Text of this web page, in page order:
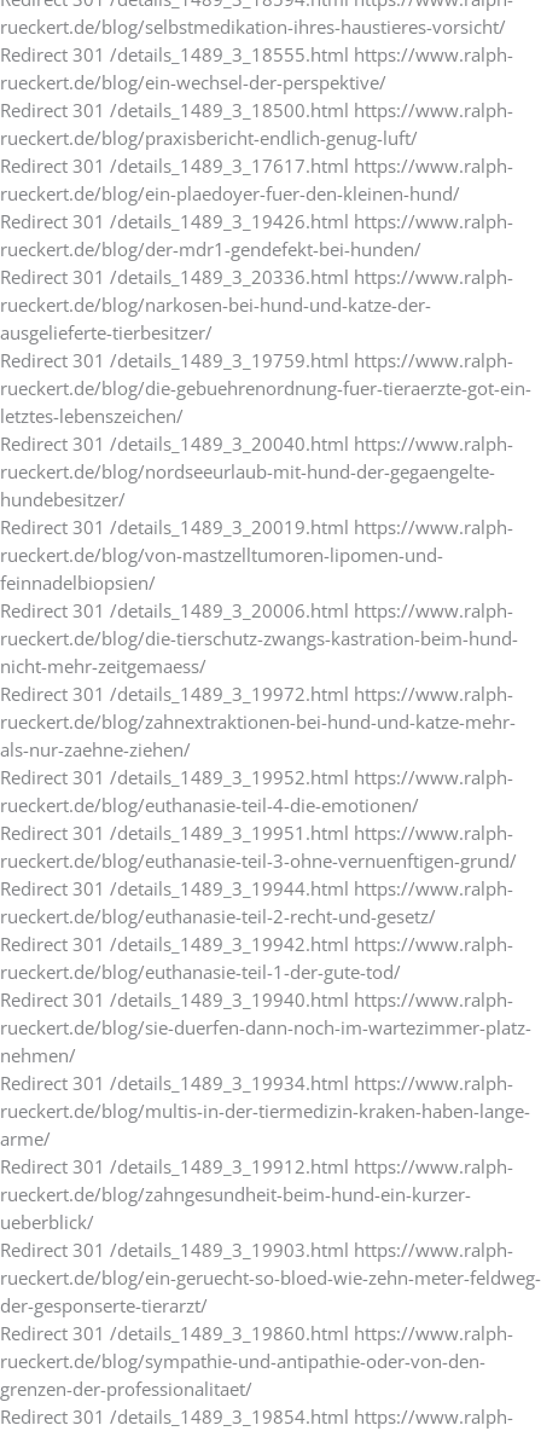
rueckert.de/blog/selbstmedikation-ihres-haustieres-vorsicht/
Redirect 301 /details_1489_3_18555.html https://www.ralph-
rueckert.de/blog/ein-wechsel-der-perspektive/
Redirect 301 /details_1489_3_18500.html https://www.ralph-
rueckert.de/blog/praxisbericht-endlich-genug-luft/
Redirect 301 /details_1489_3_17617.html https://www.ralph-
rueckert.de/blog/ein-plaedoyer-fuer-den-kleinen-hund/
Redirect 301 /details_1489_3_19426.html https://www.ralph-
rueckert.de/blog/der-mdr1-gendefekt-bei-hunden/
Redirect 301 /details_1489_3_20336.html https://www.ralph-
rueckert.de/blog/narkosen-bei-hund-und-katze-der-
ausgelieferte-tierbesitzer/
Redirect 301 /details_1489_3_19759.html https://www.ralph-
rueckert.de/blog/die-gebuehrenordnung-fuer-tieraerzte-got-ein-
letztes-lebenszeichen/
Redirect 301 /details_1489_3_20040.html https://www.ralph-
rueckert.de/blog/nordseeurlaub-mit-hund-der-gegaengelte-
hundebesitzer/
Redirect 301 /details_1489_3_20019.html https://www.ralph-
rueckert.de/blog/von-mastzelltumoren-lipomen-und-
feinnadelbiopsien/
Redirect 301 /details_1489_3_20006.html https://www.ralph-
rueckert.de/blog/die-tierschutz-zwangs-kastration-beim-hund-
nicht-mehr-zeitgemaess/
Redirect 301 /details_1489_3_19972.html https://www.ralph-
rueckert.de/blog/zahnextraktionen-bei-hund-und-katze-mehr-
als-nur-zaehne-ziehen/
Redirect 301 /details_1489_3_19952.html https://www.ralph-
rueckert.de/blog/euthanasie-teil-4-die-emotionen/
Redirect 301 /details_1489_3_19951.html https://www.ralph-
rueckert.de/blog/euthanasie-teil-3-ohne-vernuenftigen-grund/
Redirect 301 /details_1489_3_19944.html https://www.ralph-
rueckert.de/blog/euthanasie-teil-2-recht-und-gesetz/
Redirect 301 /details_1489_3_19942.html https://www.ralph-
rueckert.de/blog/euthanasie-teil-1-der-gute-tod/
Redirect 301 /details_1489_3_19940.html https://www.ralph-
rueckert.de/blog/sie-duerfen-dann-noch-im-wartezimmer-platz-
nehmen/
Redirect 301 /details_1489_3_19934.html https://www.ralph-
rueckert.de/blog/multis-in-der-tiermedizin-kraken-haben-lange-
arme/
Redirect 301 /details_1489_3_19912.html https://www.ralph-
rueckert.de/blog/zahngesundheit-beim-hund-ein-kurzer-
ueberblick/
Redirect 301 /details_1489_3_19903.html https://www.ralph-
rueckert.de/blog/ein-geruecht-so-bloed-wie-zehn-meter-feldweg-
der-gesponserte-tierarzt/
Redirect 301 /details_1489_3_19860.html https://www.ralph-
rueckert.de/blog/sympathie-und-antipathie-oder-von-den-
grenzen-der-professionalitaet/
Redirect 301 /details_1489_3_19854.html https://www.ralph-